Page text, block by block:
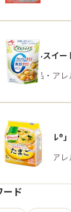
「パルスイー
商品・アレ
「クノール®
商品・アレ
ード